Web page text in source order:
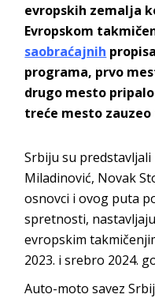
evropskih zemalja
Evropskom
saobraćajnih
programa, prvo
drugo mesto
treće mesto zauzeo
Srbiju su
Miladinović, Novak
osnovci i ovog puta
spretnosti,
evropskim
2023. i srebro 2024.
Auto-moto savez